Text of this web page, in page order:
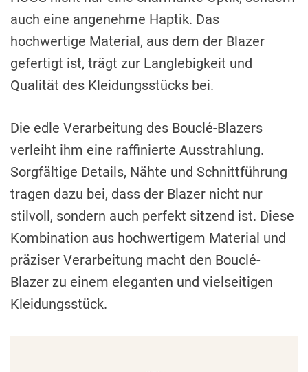
auch eine angenehme Haptik. Das
hochwertige Material, aus dem der Blazer
gefertigt ist, trägt zur Langlebigkeit und
Qualität des Kleidungsstücks bei.
Die edle Verarbeitung des Bouclé-Blazers
verleiht ihm eine raffinierte Ausstrahlung.
Sorgfältige Details, Nähte und Schnittführung
tragen dazu bei, dass der Blazer nicht nur
stilvoll, sondern auch perfekt sitzend ist. Diese
Kombination aus hochwertigem Material und
präziser Verarbeitung macht den Bouclé-
Blazer zu einem eleganten und vielseitigen
Kleidungsstück.